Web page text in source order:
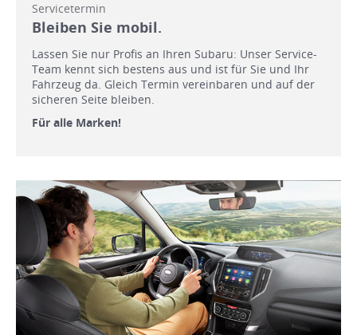
Servicetermin
Bleiben Sie mobil.
Lassen Sie nur Profis an Ihren Subaru: Unser Service-
Team kennt sich bestens aus und ist für Sie und Ihr
Fahrzeug da. Gleich Termin vereinbaren und auf der
sicheren Seite bleiben.
Für alle Marken!